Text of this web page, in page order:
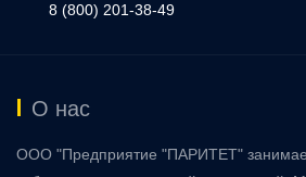
8 (800) 201-38-49
О нас
ООО "Предприятие "ПАРИТЕТ"